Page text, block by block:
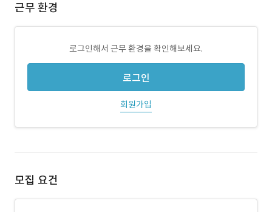
근무 환경
로그인해서 근무 환경을 확인해보세요.
로그인
회원가입
모집 요건